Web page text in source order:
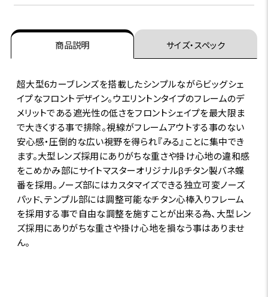
商品説明 サイズ・スペック
超大型6カーブレンズを搭載したシンプルながらビッグシェ
イプなフロントデザイン。ウエリントンタイプのフレームのデ
メリットである遮光性の低さをフロントシェイプを最大限ま
で大きくする事で排除。視線がフレームアウトする事のない
安心感・圧倒的な広い視野を得られ『みる』ことに集中でき
ます。大型レンズ採用にありがちな重さや掛け心地の違和感
をこめかみ部にサイトマスターオリジナルβチタン製バネ蝶
番を採用。ノーズ部にはカスタマイズできる独立可変ノーズ
パッド、テンプル部には調整可能なチタン心棒入りフレーム
を採用する事で自由な調整を施すことが出来る為、大型レン
ズ採用にありがちな重さや掛け心地を損なう事はありませ
ん。